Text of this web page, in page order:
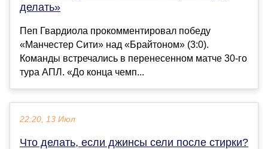
делать»
Пеп Гвардиола прокомментировал победу
«Манчестер Сити» над «Брайтоном» (3:0).
Команды встречались в перенесенном матче 30-го
тура АПЛ. «До конца чемп...
22:20, 13 Июл
Что делать, если джинсы сели после стирки?